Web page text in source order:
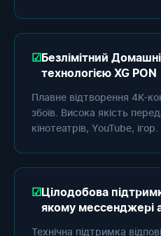
Безлімітний
технологією XG PON
Плавне відтворення 4K-
збоїв. Висока якість
кінотеатрів, YouTube, ігор.
Цілодобова
якому мессенджері
Технічна підтримка